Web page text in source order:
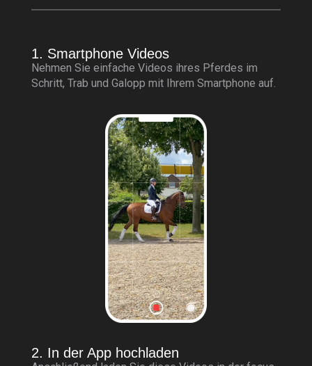
1. Smartphone Videos
Nehmen Sie einfache Videos ihres Pferdes im
Schritt, Trab und Galopp mit Ihrem Smartphone auf.
2. In der App hochladen